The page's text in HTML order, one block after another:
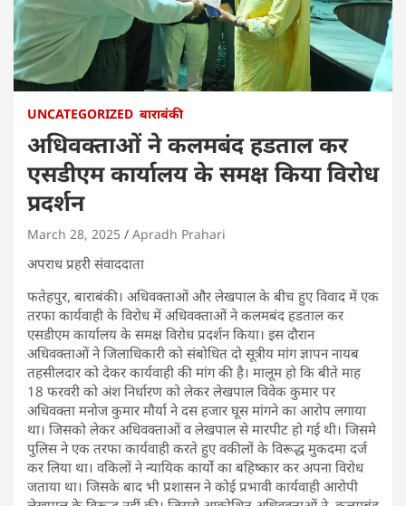
UNCATEGORIZED बाराबंकी
अधिवक्ताओं ने कलमबंद हडताल कर
एसडीएम कार्यालय के समक्ष किया विरोध
प्रदर्शन
March 28, 2025 Apradh Prahari
अपराध प्रहरी संवाददाता
फतेहपुर, बाराबंकी। अधिवक्ताओं और लेखपाल के बीच हुए विवाद में एक
तरफा कार्यवाही के विरोध में अधिवक्ताओं ने कलमबंद हडताल कर
एसडीएम कार्यालय के समक्ष विरोध प्रदर्शन किया। इस दौरान
अधिवक्ताओं ने जिलाधिकारी को संबोधित दो सूत्रीय मांग ज्ञापन नायब
तहसीलदार को देकर कार्यवाही की मांग की है। मालूम हो कि बीते माह
18 फरवरी को अंश निर्धारण को लेकर लेखपाल विवेक कुमार पर
अधिवक्ता मनोज कुमार मौर्या ने दस हजार घूस मांगने का आरोप लगाया
था। जिसको लेकर अधिवक्ताओं व लेखपाल से मारपीट हो गई थी। जिसमे
पुलिस ने एक तरफा कार्यवाही करते हुए वकीलों के विरूद्ध मुकदमा दर्ज
कर लिया था। वकिलों ने न्यायिक कार्यो का बहिष्कार कर अपना विरोध
जताया था। जिसके बाद भी प्रशासन ने कोई प्रभावी कार्यवाही आरोपी